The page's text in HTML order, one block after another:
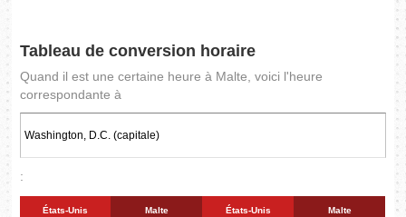
Tableau de conversion horaire
Quand il est une certaine heure à Malte, voici l'heure
correspondante à
:
États-Unis Malte États-Unis Malte